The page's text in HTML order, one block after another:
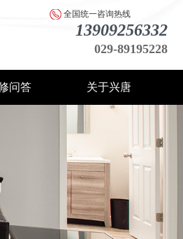
全国统一咨询热线
13909256332
029-89195228
问答 关于兴唐